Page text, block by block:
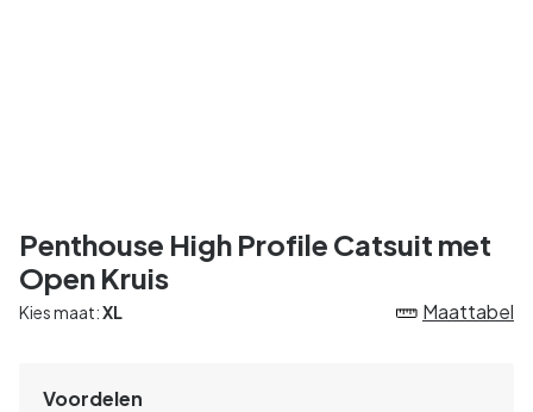
Penthouse High Profile Catsuit met
Open Kruis
Kies maat:XL Maattabel
Voordelen